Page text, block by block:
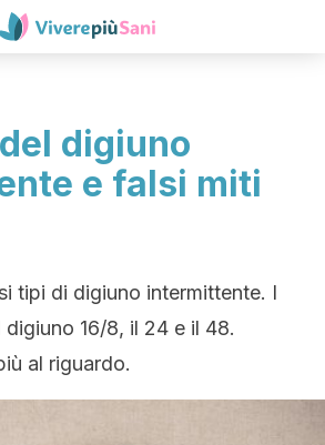
digiuno
e falsi miti
tipi di digiuno intermittente. I
16/8, il 24 e il 48.
al riguardo.